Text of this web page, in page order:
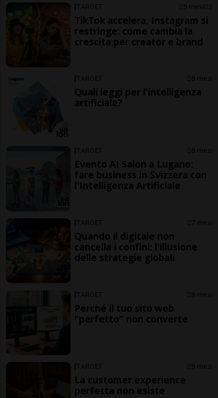
TARGET 5 mesi 3
TikTok accelera, Instagram si
restringe: come cambia la
crescita per creator e brand
TARGET 6 mesi
Quali leggi per l'intelligenza
artificiale?
TARGET 6 mesi
Evento AI Salon a Lugano:
fare business in Svizzera con
l'Intelligenza Artificiale
TARGET 7 mesi
Quando il digitale non
cancella i confini: l'illusione
delle strategie globali
TARGET 8 mesi
Perché il tuo sito web
“perfetto” non converte
TARGET 9 mesi
La customer experience
perfetta non esiste